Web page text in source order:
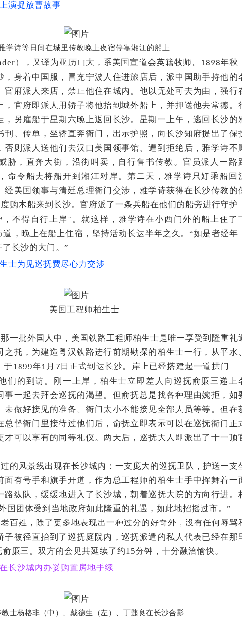
演捉放曹故事
学诗等日间在城里传教晚上夜宿停靠湘江的船上
），又译为亚历山大，系美国宣道会英籍牧师。 1898年秋
，身着中国服，冒充宁波人住进旅店后，派中国助手持他的
官府派人来店，禁止他住在城内。他以无处可去为由，强行
，官府即派人用轿子将他抬到城外船上，并押送他去常德。
，另雇船于星期六晚上返回长沙。星期一上午，逃回长沙的
刊、传单，坐轿直奔衙门，出示护照，向长沙知府提出了保
否则派人送他们去汉口美国领事馆。遭到拒绝后，雅学诗不
胁，直奔大街，沿街叫卖，自行售书传教。官员派人一路
命令船夫将船开到湘江对岸。第二天，雅学诗只好乘船回
经美国领事与清廷总理衙门交涉，雅学诗获得在长沙传教的
度购木船来到长沙。官府派了一条兵船在他们的船旁进行守护
不得自行上岸”。就这样，雅学诗在小西门外的船上住了
，晚上在船上住宿，坚持活动长达半年之久。“如是者经年
长沙的大门。”
士为见巡抚费尽心力交涉
美国工程师柏生士
一批外国人中，美国铁路工程师柏生士是唯一享受到隆重礼
之托，为建造粤汉铁路进行前期勘探的柏生士一行，从平水、
于1899年1 月 7 日正式到达长沙。岸上已经搭建起一道拱门
们的到访。刚一上岸，柏生士立即差人向巡抚俞廉三递上
事一起去拜会巡抚的渴望。但俞抚总是找各种理由婉拒，如
未做好接见的准备、衙门太小不能接见全部人员等等。但在
总督衙门里接待过他们后，俞抚立即表示可以在巡抚衙门正
才可以享有的同等礼仪。两天后，巡抚大人即派出了十一顶
的风景线出现在长沙城内：一支庞大的巡抚卫队，护送一支
面有号手和旗手开道，作为总工程师的柏生士手中挥舞着一
路纵队，缓缓地进入了长沙城，朝着巡抚大院的方向行进。
国团体受到当地政府如此隆重的礼遇，如此地招摇过市。”
百姓，除了更多地表现出一种过分的好奇外，没有任何辱骂
子被径直抬到了巡抚庭院内，巡抚派遣的私人代表已经在那
廉三。双方的会见共延续了约15分钟，十分融洽愉快。
长沙城内办妥购置房地手续
士杨格非（中）、戴德生（左）、丁韪良在长沙合影